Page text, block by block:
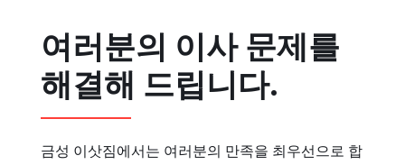
여러분의 이사 문제를
해결해 드립니다.
금성 이삿짐에서는 여러분의 만족을 최우선으로 합